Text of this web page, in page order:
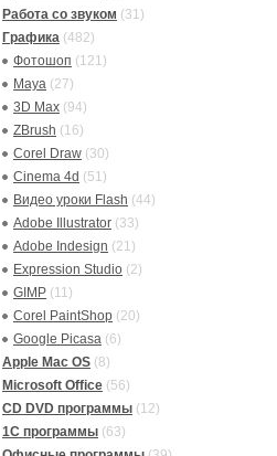
Работа со звуком (31)
Графика (482)
Фотошоп (121)
Maya (27)
3D Max (94)
ZBrush (16)
Corel Draw (30)
Cinema 4d (51)
Видео уроки Flash (44)
Adobe Illustrator (33)
Adobe Indesign (21)
Expression Studio (2)
GIMP (11)
Corel PaintShop (20)
Google Picasa (6)
Apple Mac OS (8)
Microsoft Office (56)
CD DVD программы (12)
1C программы (63)